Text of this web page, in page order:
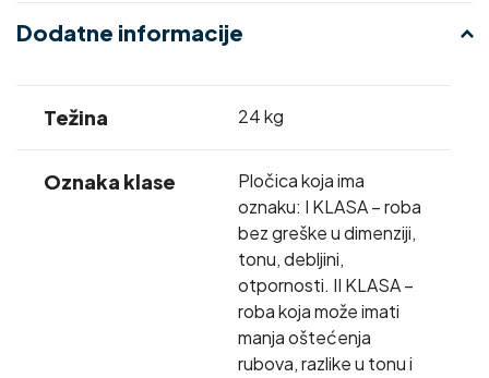
Dodatne informacije
Težina 24 kg
Oznaka klase
Pločica koja ima
oznaku: I KLASA – roba
bez greške u dimenziji,
tonu, debljini,
otpornosti. II KLASA –
roba koja može imati
manja oštećenja
rubova, razlike u tonu i